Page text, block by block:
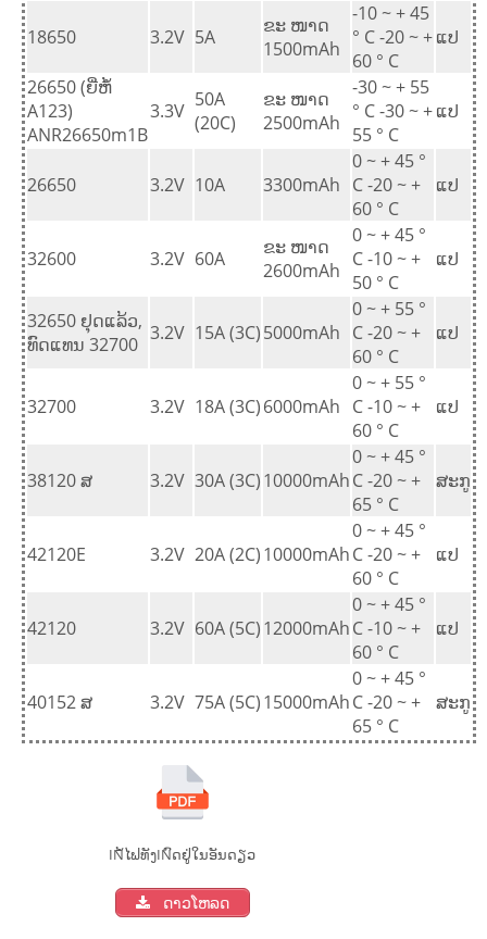
18650 3.2V 5A
ຂະ ໜາດ
1500mAh
-10 ~ + 45
° C -20 ~ +
60 ° C
ແປ
26650 (ຍີ່ຫໍ້
A123)
ANR26650m1B
3.3V 50A
(20C)
ຂະ ໜາດ
2500mAh
-30 ~ + 55
° C -30 ~ +
55 ° C
ແປ
26650 3.2V 10A 3300mAh
0 ~ + 45 °
C -20 ~ +
60 ° C
ແປ
32600 3.2V 60A
ຂະ ໜາດ
2600mAh
0 ~ + 45 °
C -10 ~ +
50 ° C
ແປ
32650 ຢຸດແລ້ວ,
ທົດແທນ 32700 3.2V 15A (3C)5000mAh
0 ~ + 55 °
C -20 ~ +
60 ° C
ແປ
32700 3.2V 18A (3C)6000mAh
0 ~ + 55 °
C -10 ~ +
60 ° C
ແປ
38120 ສ 3.2V 30A (3C)10000mAh
0 ~ + 45 °
C -20 ~ +
65 ° C
ສະກູ
42120E 3.2V 20A (2C)10000mAh
0 ~ + 45 °
C -20 ~ +
60 ° C
ແປ
42120 3.2V 60A (5C)12000mAh
0 ~ + 45 °
C -10 ~ +
60 ° C
ແປ
40152 ສ 3.2V 75A (5C)15000mAh
0 ~ + 45 °
C -20 ~ +
65 ° C
ສະກູ
INໍ້ໄຟທັງINົດຢູ່ໃນອັນດຽວ
ດາວໂຫລດ